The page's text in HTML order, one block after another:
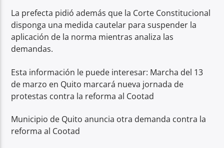
La prefecta pidió además que la Corte Constitucional
disponga una medida cautelar para suspender la
aplicación de la norma mientras analiza las
demandas.
Esta información le puede interesar: Marcha del 13
de marzo en Quito marcará nueva jornada de
protestas contra la reforma al Cootad
Municipio de Quito anuncia otra demanda contra la
reforma al Cootad